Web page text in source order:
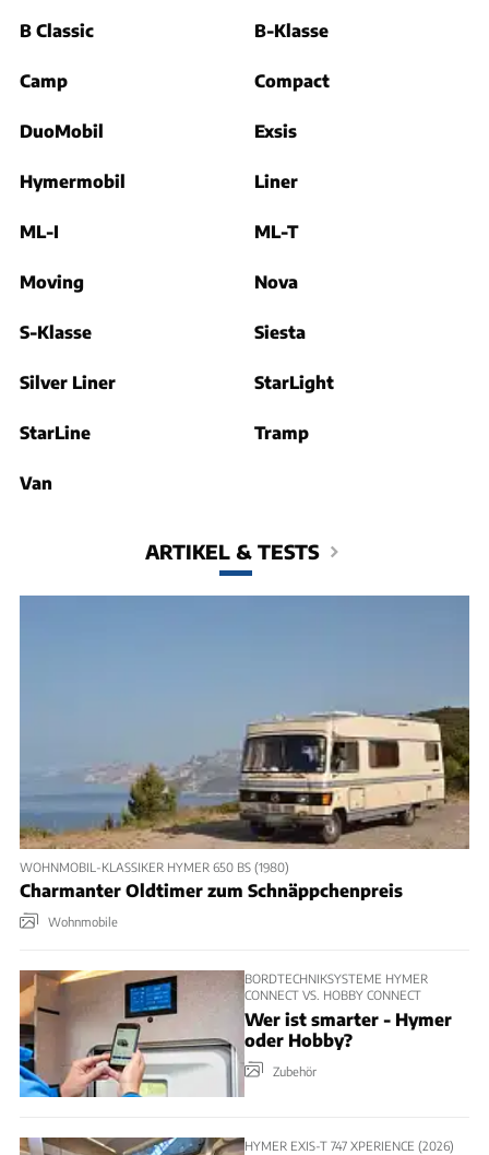
B Classic B-Klasse
Camp Compact
DuoMobil Exsis
Hymermobil Liner
ML-I ML-T
Moving Nova
S-Klasse Siesta
Silver Liner StarLight
StarLine Tramp
Van
ARTIKEL & TESTS
WOHNMOBIL-KLASSIKER HYMER 650 BS (1980)
Charmanter Oldtimer zum Schnäppchenpreis
Wohnmobile
BORDTECHNIKSYSTEME HYMER
CONNECT VS. HOBBY CONNECT
Wer ist smarter - Hymer
oder Hobby?
Zubehör
HYMER EXIS-T 747 XPERIENCE (2026)